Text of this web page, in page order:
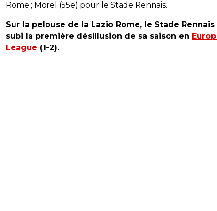
Rome ; Morel (55e) pour le Stade Rennais.
Sur la pelouse de la Lazio Rome, le Stade Rennais
subi la première désillusion de sa saison en
League (1-2).